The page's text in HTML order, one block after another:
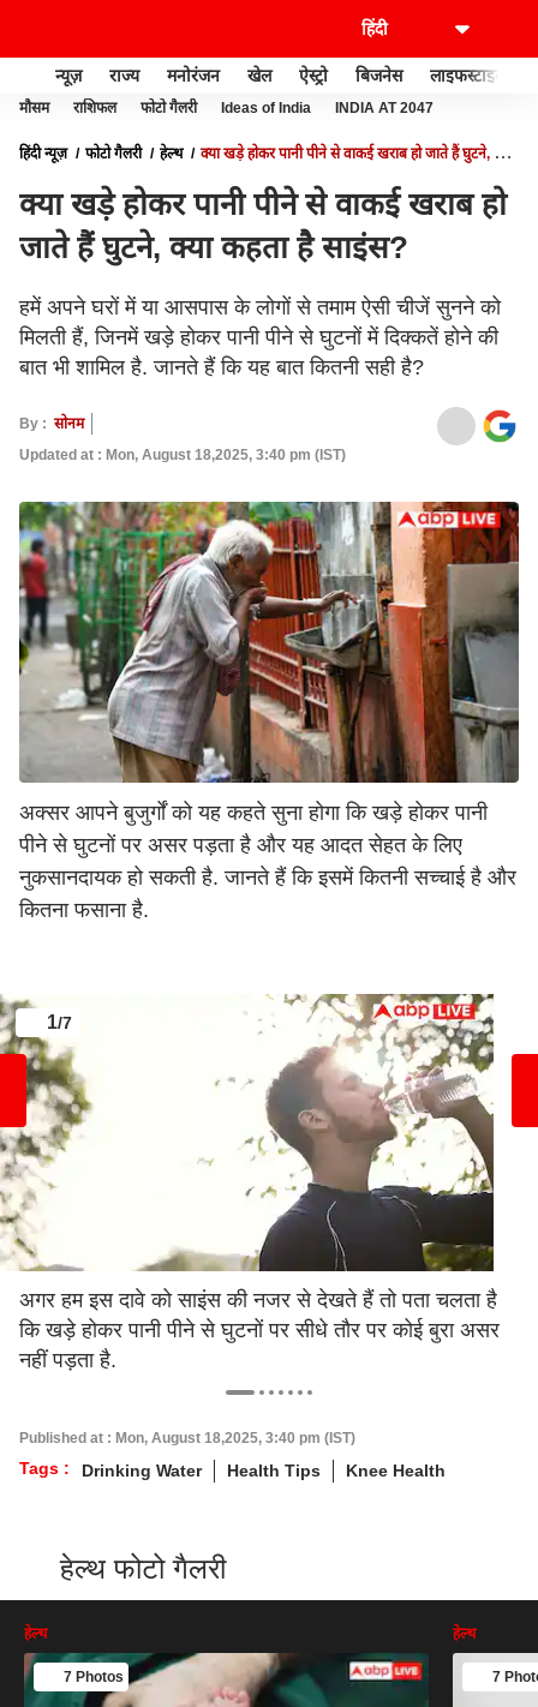
न्यूज़ राज्य मनोरंजन खेल ऐस्ट्रो बिजनेस लाइफस्टाइल
मौसम राशिफल फोटो गैलरी Ideas of India INDIA AT 2047
हिंदी न्यूज़ फोटो गैलरी हेल्थ
क्या खड़े होकर पानी पीने से वाकई खराब हो जाते हैं घुटने, क्या
क्या खड़े होकर पानी पीने से वाकई खराब हो
जाते हैं घुटने, क्या कहता है साइंस?
हमें अपने घरों में या आसपास के लोगों से तमाम ऐसी चीजें सुनने को
मिलती हैं, जिनमें खड़े होकर पानी पीने से घुटनों में दिक्कतें होने की
बात भी शामिल है. जानते हैं कि यह बात कितनी सही है?
By : सोनम
Updated at : Mon, August 18,2025, 3:40 pm (IST)
अक्सर आपने बुजुर्गों को यह कहते सुना होगा कि खड़े होकर पानी
पीने से घुटनों पर असर पड़ता है और यह आदत सेहत के लिए
नुकसानदायक हो सकती है. जानते हैं कि इसमें कितनी सच्चाई है और
कितना फसाना है.
1/7
अगर हम इस दावे को साइंस की नजर से देखते हैं तो पता चलता है
कि खड़े होकर पानी पीने से घुटनों पर सीधे तौर पर कोई बुरा असर
नहीं पड़ता है.
Published at : Mon, August 18,2025, 3:40 pm (IST)
Tags : Drinking Water Health Tips Knee Health
हेल्थ फोटो गैलरी
हेल्थ
7 Photos
हेल्थ
7